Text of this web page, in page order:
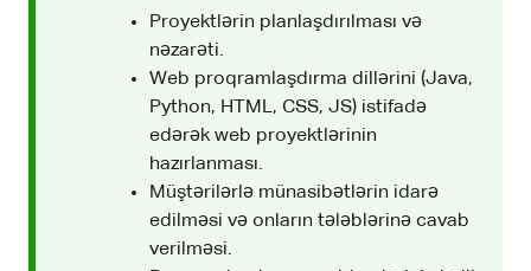
Proyektlərin planlaşdırılması və
nəzarəti.
Web proqramlaşdırma dillərini (Java,
Python, HTML, CSS, JS) istifadə
edərək web proyektlərinin
hazırlanması.
Müştərilərlə münasibətlərin idarə
edilməsi və onların tələblərinə cavab
verilməsi.